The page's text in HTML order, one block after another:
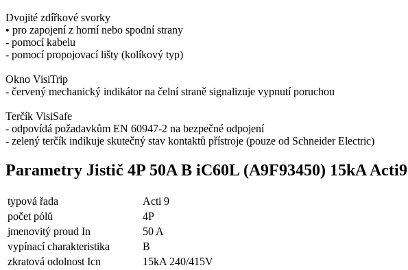
Dvojité zdířkové svorky
• pro zapojení z horní nebo spodní strany
- pomocí kabelu
- pomocí propojovací lišty (kolíkový typ)
Okno VisiTrip
- červený mechanický indikátor na čelní straně signalizuje vypnutí poruchou
Terčík VisiSafe
- odpovídá požadavkům EN 60947-2 na bezpečné odpojení
- zelený terčík indikuje skutečný stav kontaktů přístroje (pouze od Schneider Electric)
Parametry Jistič 4P 50A B iC60L (A9F93450) 15kA Acti9
typová řada
Acti 9
počet pólů
4P
jmenovitý proud In
50 A
vypínací charakteristika
B
zkratová odolnost Icn
15kA 240/415V